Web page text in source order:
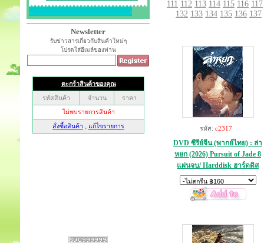
Newsletter
รับข่าวสารเกี่ยวกับสินค้าใหม่ๆ
โปรดใส่อีเมล์ของท่าน
111 112 113 114 115 116 117
132 133 134 135 136 137
รหัส: c2317
DVD ซีรีย์จีน (พากย์ไทย) : ล่า
หยก (2026) Pursuit of Jade 8
แผ่นจบ/ Harddisk ฮาร์ดดิส